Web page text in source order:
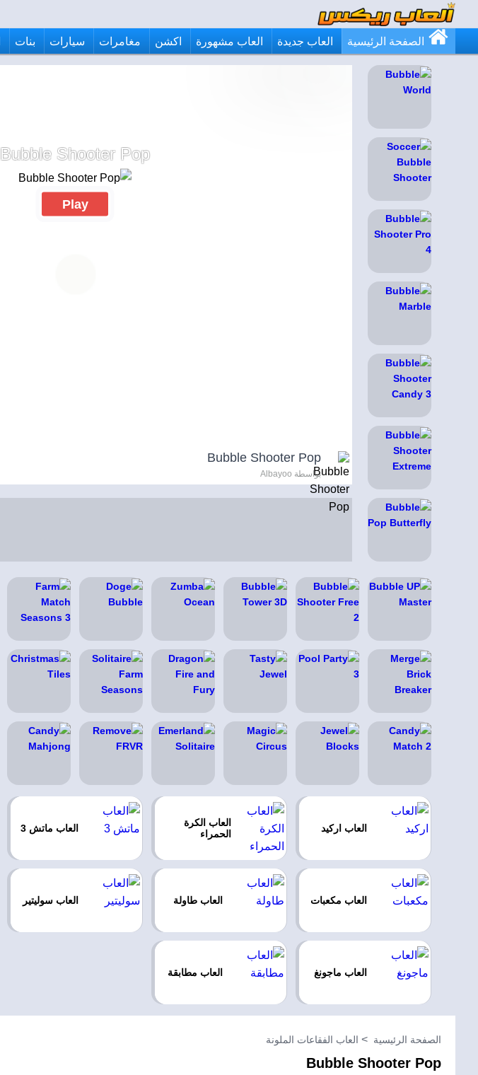
الصفحة الرئيسية العاب جديدة العاب مشهورة اكشن مغامرات سيارات بنات
Bubble Shooter Pop
Play
Bubble Shooter Pop
بواسطة Albayoo
العاب اركيد
العاب الكرة
الحمراء
العاب ماتش 3
العاب مكعبات العاب طاولة العاب سوليتير
العاب ماجونغ العاب مطابقة
الصفحة الرئيسية العاب الفقاعات الملونة
Bubble Shooter Pop